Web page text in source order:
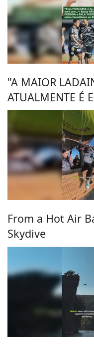
"A MAIOR
ATUALMENTE É
From a Hot Air
Skydive